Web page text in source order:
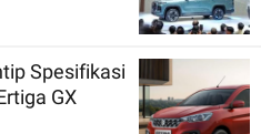
Spesifikasi
GX